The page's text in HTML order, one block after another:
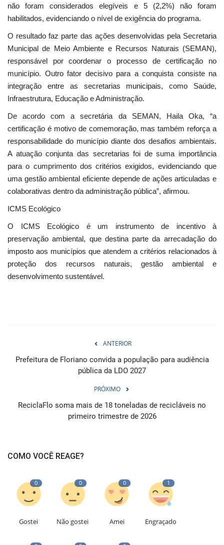
não foram considerados elegíveis e 5 (2,2%) não foram
habilitados, evidenciando o nível de exigência do programa.
O resultado faz parte das ações desenvolvidas pela Secretaria
Municipal de Meio Ambiente e Recursos Naturais (SEMAN),
responsável por coordenar o processo de certificação no
município. Outro fator decisivo para a conquista consiste na
integração entre as secretarias municipais, como Saúde,
Infraestrutura, Educação e Administração.
De acordo com a secretária da SEMAN, Haila Oka, “a
certificação é motivo de comemoração, mas também reforça a
responsabilidade do município diante dos desafios ambientais.
A atuação conjunta das secretarias foi de suma importância
para o cumprimento dos critérios exigidos, evidenciando que
uma gestão ambiental eficiente depende de ações articuladas e
colaborativas dentro da administração pública”, afirmou.
ICMS Ecológico
O ICMS Ecológico é um instrumento de incentivo à
preservação ambiental, que destina parte da arrecadação do
imposto aos municípios que atendem a critérios relacionados à
proteção dos recursos naturais, gestão ambiental e
desenvolvimento sustentável.
ANTERIOR
Prefeitura de Floriano convida a população para audiência
pública da LDO 2027
PRÓXIMO
ReciclaFlo soma mais de 18 toneladas de recicláveis no
primeiro trimestre de 2026
COMO VOCÊ REAGE?
0
Gostei
0
Não gostei
0
Amei
1
Engraçado